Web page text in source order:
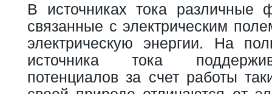
В источниках тока различные
связанные с электрическим
электрическую энергии. На
источника тока
потенциалов за счет работы